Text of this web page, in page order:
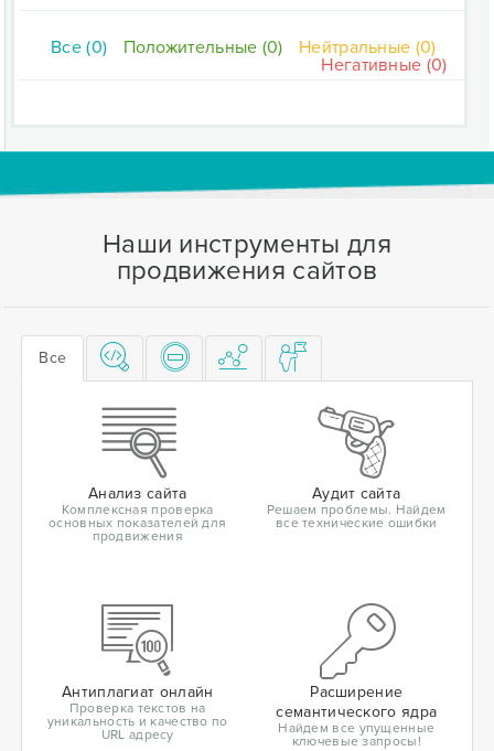
Все (0) Положительные (0)
Нейтральные (0)
Негативные (0)
Наши инструменты для
продвижения сайтов
Все
Анализ сайта
Комплексная проверка
основных показателей для
продвижения
Аудит сайта
Решаем проблемы. Найдем
все технические ошибки
Антиплагиат онлайн
Проверка текстов на
уникальность и качество по
URL адресу
Расширение
семантического ядра
Найдем все упущенные
ключевые запросы!